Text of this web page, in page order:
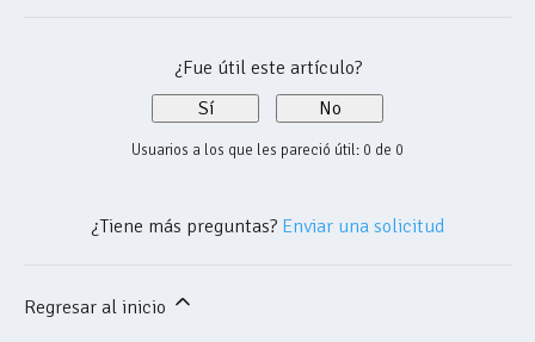
¿Fue útil este artículo?
Sí
No
Usuarios a los que les pareció útil: 0 de 0
¿Tiene más preguntas? Enviar una solicitud
Regresar al inicio